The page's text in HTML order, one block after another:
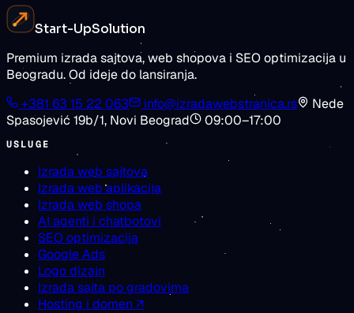
Zatražite procenu
Start-UpSolution
Premium izrada sajtova, web shopova i SEO optimizacija u
Beogradu. Od ideje do lansiranja.
+381 63 15 22 063
info@izradawebstranica.rs
Nede
Spasojević 19b/1, Novi Beograd 09:00–17:00
USLUGE
Izrada web sajtova
Izrada web aplikacija
Izrada web shopa
AI agenti i chatbotovi
SEO optimizacija
Google Ads
Logo dizajn
Izrada sajta po gradovima
Hosting i domen ↗